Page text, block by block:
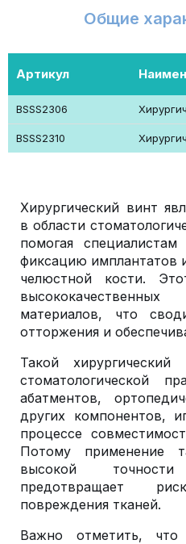
Общие
Артикул
BSSS2306
BSSS2310
Хирургический винт
в области
помогая
фиксацию имплантатов
челюстной кости.
материалов, что
отторжения и
Такой
стоматологической
абатментов,
других компонентов,
процессе
Потому применение
высокой
предотвращает
повреждения тканей.
Важно отметить,